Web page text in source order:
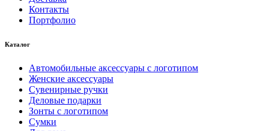
Контакты
Портфолио
Каталог
Автомобильные аксессуары с логотипом
Женские аксессуары
Сувенирные ручки
Деловые подарки
Зонты с логотипом
Сумки